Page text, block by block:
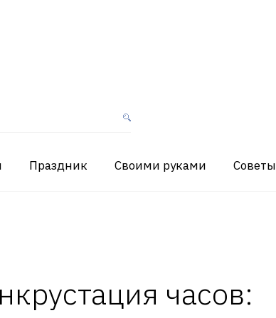
Праздник Своими руками Советы
часов: